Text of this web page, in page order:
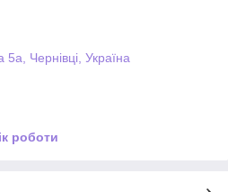
5а, Чернівці, Україна
роботи